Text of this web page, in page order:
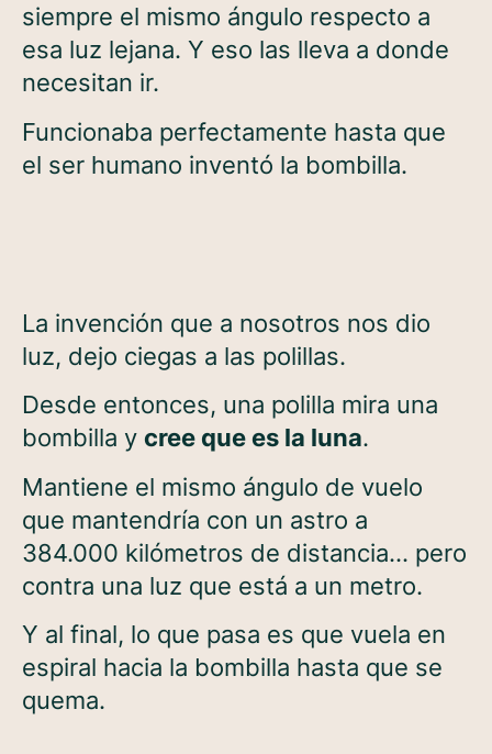
siempre el mismo ángulo respecto a
esa luz lejana. Y eso las lleva a donde
necesitan ir.
Funcionaba perfectamente hasta que
el ser humano inventó la bombilla.
La invención que a nosotros nos dio
luz, dejo ciegas a las polillas.
Desde entonces, una polilla mira una
bombilla y cree que es la luna.
Mantiene el mismo ángulo de vuelo
que mantendría con un astro a
384.000 kilómetros de distancia… pero
contra una luz que está a un metro.
Y al final, lo que pasa es que vuela en
espiral hacia la bombilla hasta que se
quema.